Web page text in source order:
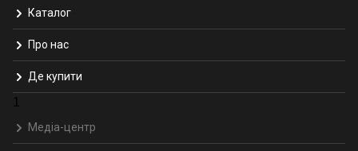
Каталог
Про нас
Де купити
1
Медіа-центр